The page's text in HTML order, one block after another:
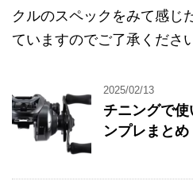
クルのスペックをみて感じ
ていますのでご了承くださ
2025/02/13
チニングで
ンプレまとめ